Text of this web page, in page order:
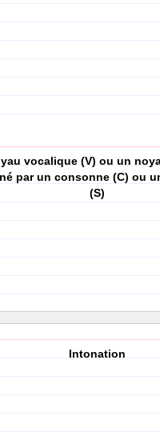
vocalique (V) ou un
par un consonne (C) ou
(S)
Intonation